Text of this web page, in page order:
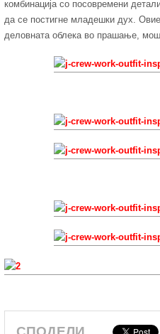
комбинација со посовремени
да се постигне младешки дух.
деловната облека во прашање,